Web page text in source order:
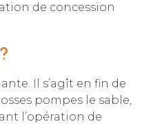
de concession
Il s’agît en fin de
pompes le sable,
l’opération de